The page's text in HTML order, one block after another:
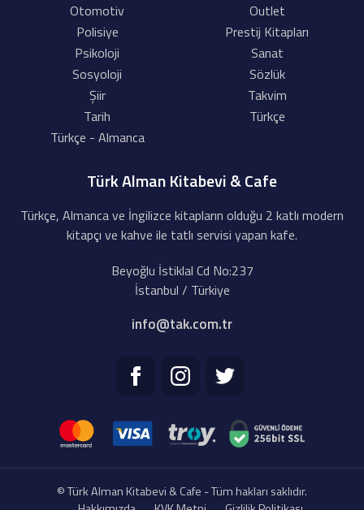
Otomotiv
Outlet
Polisiye
Prestij Kitapları
Psikoloji
Sanat
Sosyoloji
Sözlük
Şiir
Takvim
Tarih
Türkçe
Türkçe - Almanca
Türk Alman Kitabevi & Cafe
Türkçe, Almanca ve İngilizce kitapların olduğu 2 katlı modern
kitapçı ve kahve ile tatlı servisi yapan kafe.
Beyoğlu İstiklal Cd No:237
İstanbul / Türkiye
info@tak.com.tr
© Türk Alman Kitabevi & Cafe - Tüm hakları saklıdır.